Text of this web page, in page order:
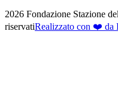
2026 Fondazione Stazione
riservatiRealizzato con ❤️ da